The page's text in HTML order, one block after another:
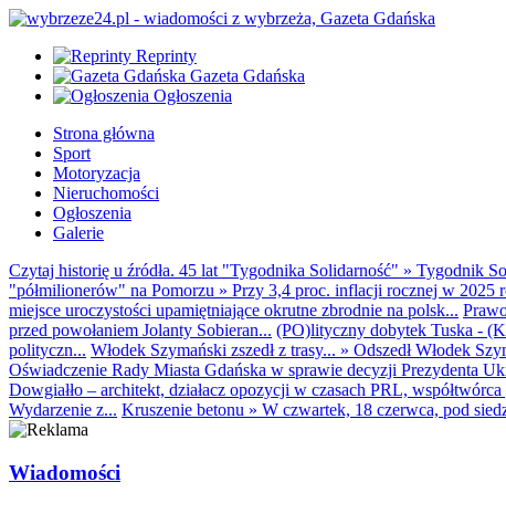
Reprinty
Gazeta Gdańska
Ogłoszenia
Strona główna
Sport
Motoryzacja
Nieruchomości
Ogłoszenia
Galerie
Czytaj historię u źródła. 45 lat "Tygodnika Solidarność" » Tygodnik
"półmilionerów" na Pomorzu » Przy 3,4 proc. inflacji rocznej w 2025
miejsce uroczystości upamiętniające okrutne zbrodnie na polsk...
przed powołaniem Jolanty Sobieran... (PO)lityczny dobytek Tuska -
polityczn... Włodek Szymański zszedł z trasy... » Odszedł Włodek
Oświadczenie Rady Miasta Gdańska w sprawie decyzji Prezydenta
Dowgiałło – architekt, działacz opozycji w czasach PRL,
Wydarzenie z... Kruszenie betonu » W czwartek, 18 czerwca, pod
Wiadomości